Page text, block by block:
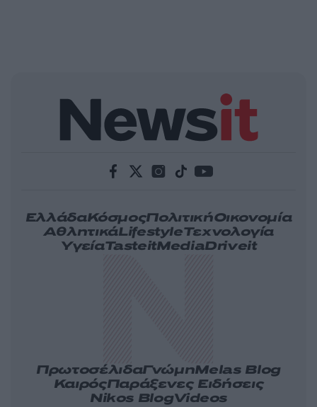
ΕλλάδαΚόσμοςΠολιτικήΟικονομία
ΑθλητικάLifestyleΤεχνολογία
ΥγείαTasteitMediaDriveit
ΠρωτοσέλιδαΓνώμηMelas Blog
ΚαιρόςΠαράξενες Ειδήσεις
Nikos BlogVideos